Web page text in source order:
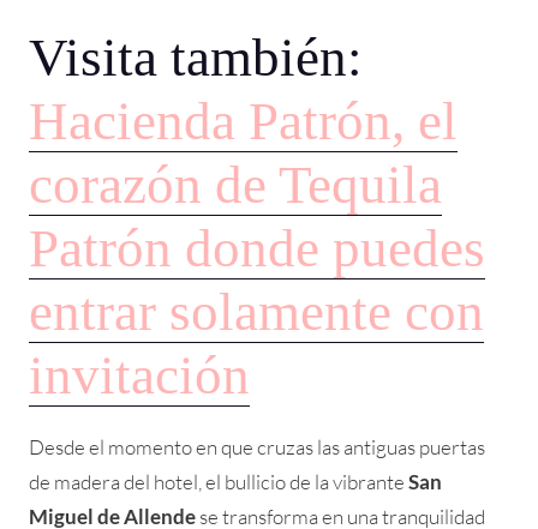
Visita también:
Hacienda Patrón, el
corazón de Tequila
Patrón donde puedes
entrar solamente con
invitación
Desde el momento en que cruzas las antiguas puertas
de madera del hotel, el bullicio de la vibranteSan
Miguel de Allendese transforma en una tranquilidad